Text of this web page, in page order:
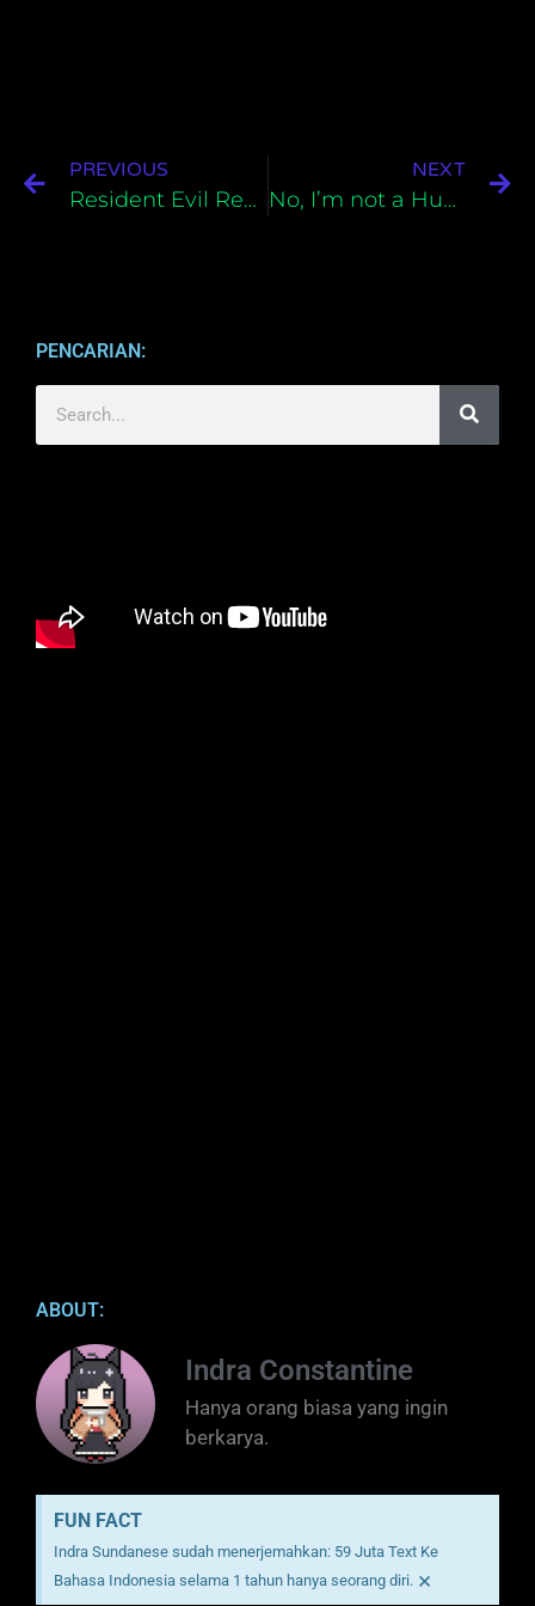
PREVIOUS
Resident Evil Requiem Bahasa Indonesia Untuk PC
NEXT
No, I’m not a Human Bahasa Indonesia Untuk PC
PENCARIAN:
ABOUT:
Indra Constantine
Hanya orang biasa yang ingin
berkarya.
FUN FACT
Indra Sundanese sudah menerjemahkan: 59 Juta Text Ke
Bahasa Indonesia selama 1 tahun hanya seorang diri. ×